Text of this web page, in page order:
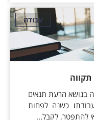
עבודה
תקווה
בנושא הרעת תנאים
כשנה לפחות
להתפטר, לקבל...